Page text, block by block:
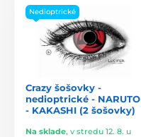
Nedioptrické
Crazy šošovky -
nedioptrické - NARUTO
- KAKASHI (2 šošovky)
Na sklade, v stredu 12. 8. u